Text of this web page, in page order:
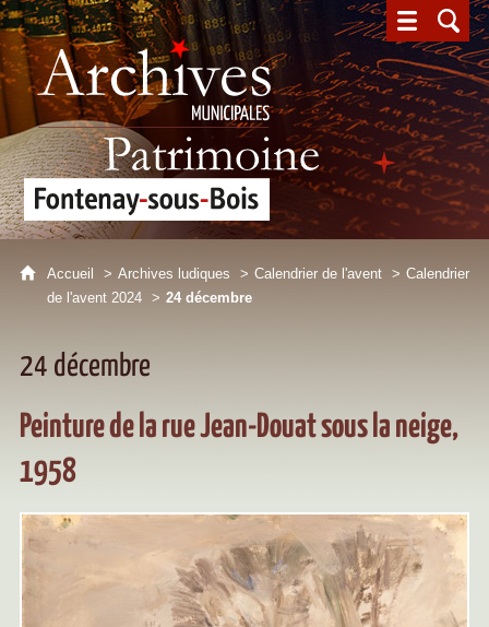
Archives municipales - Patrimoine - Fontenay-sous-Bois
Accueil Archives ludiques Calendrier de l'avent
Calendrier
de l'avent 2024
24 décembre
24 décembre
Peinture de la rue Jean-Douat sous la neige,
1958